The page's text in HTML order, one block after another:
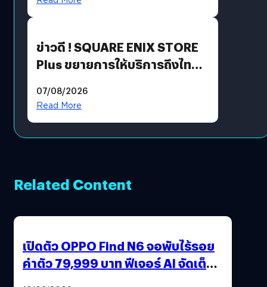
ข่าวดี ! SQUARE ENIX STORE
Plus ขยายการให้บริการถึงไทย
โดยตรง
07/08/2026
Read More
Related Content
เปิดตัว OPPO Find N6 จอพับไร้รอย
ค่าตัว 79,999 บาท ฟีเจอร์ AI จัดเต็ม